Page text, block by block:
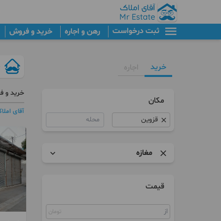
ثبت درخواست رهن و اجاره خرید و فروش
خرید اجاره
مکان
محله
مغازه
برج
کلنگی
قیمت
تومان
خرید و
آقای